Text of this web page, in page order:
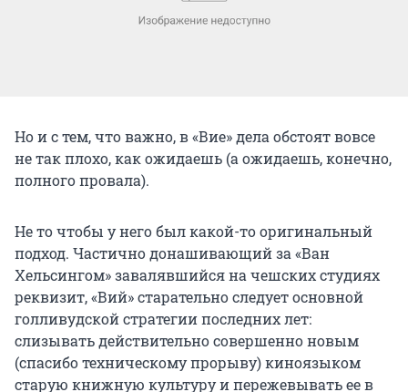
Но и с тем, что важно, в «Вие» дела обстоят вовсе
не так плохо, как ожидаешь (а ожидаешь, конечно,
полного провала).
Не то чтобы у него был какой-то оригинальный
подход. Частично донашивающий за «Ван
Хельсингом» завалявшийся на чешских студиях
реквизит, «Вий» старательно следует основной
голливудской стратегии последних лет:
слизывать действительно совершенно новым
(спасибо техническому прорыву) киноязыком
старую книжную культуру и пережевывать ее в